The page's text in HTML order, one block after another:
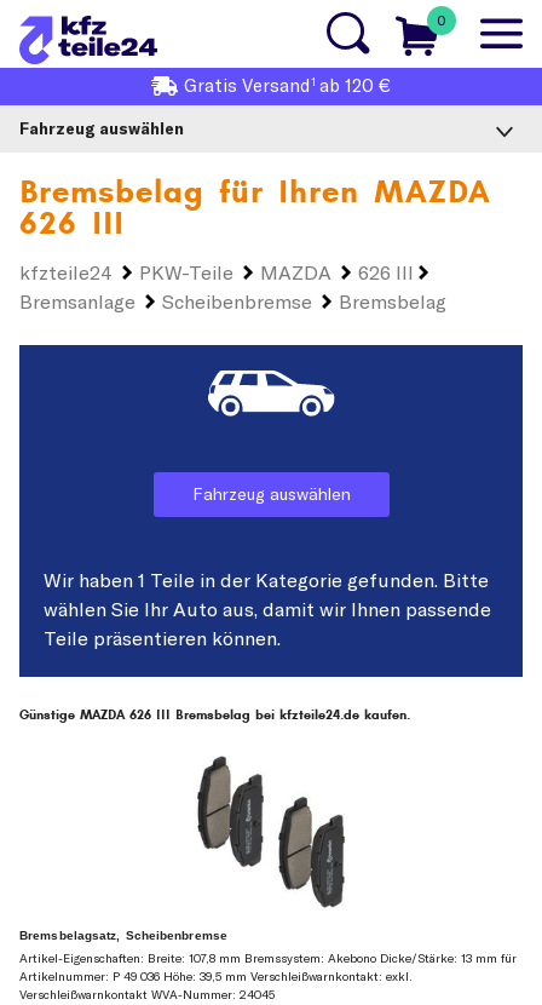
0
Gratis Versand1 ab 120 €
Fahrzeug auswählen
Bremsbelag für Ihren MAZDA
626 III
kfzteile24 PKW-Teile MAZDA
626 III
Bremsanlage
Scheibenbremse Bremsbelag
Fahrzeug auswählen
Wir haben 1 Teile in der Kategorie gefunden. Bitte
wählen Sie Ihr Auto aus, damit wir Ihnen passende
Teile präsentieren können.
Günstige MAZDA 626 III Bremsbelag bei kfzteile24.de kaufen.
Bremsbelagsatz, Scheibenbremse
Artikel-Eigenschaften: Breite: 107,8 mm Bremssystem: Akebono Dicke/Stärke: 13 mm für
Artikelnummer: P 49 036 Höhe: 39,5 mm Verschleißwarnkontakt: exkl.
Verschleißwarnkontakt WVA-Nummer: 24045